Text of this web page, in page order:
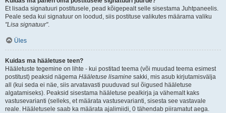
Et lisada signatuuri postitusele, pead kõigepealt selle sisestama Juhtpaneelis.
Peale seda kui signatuur on loodud, siis postituse valikutes määrama valiku
"Lisa signatuur".
Üles
Kuidas ma hääletuse teen?
Hääletuste tegemine on lihte - kui postitad teema (või muudad teema esimest
postitust) peaksid nägema Hääletuse lisamine sakki, mis asub kirjutamisvälja
all (kui seda ei näe, siis arvatavasti puuduvad sul õigused hääletuse
algatamiseks). Peaksid sisestama hääletuse pealkirja ja vähemalt kaks
vastusevarianti (selleks, et määrata vastusevarianti, sisesta see vastavale
reale. Hääletusele saab ka määrata ajalimiidi, 0 tähendab piiramatut aega.